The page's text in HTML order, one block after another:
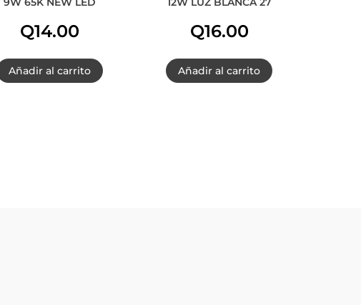
Q14.00
Añadir al carrito
Q16.00
Añadir al carrito